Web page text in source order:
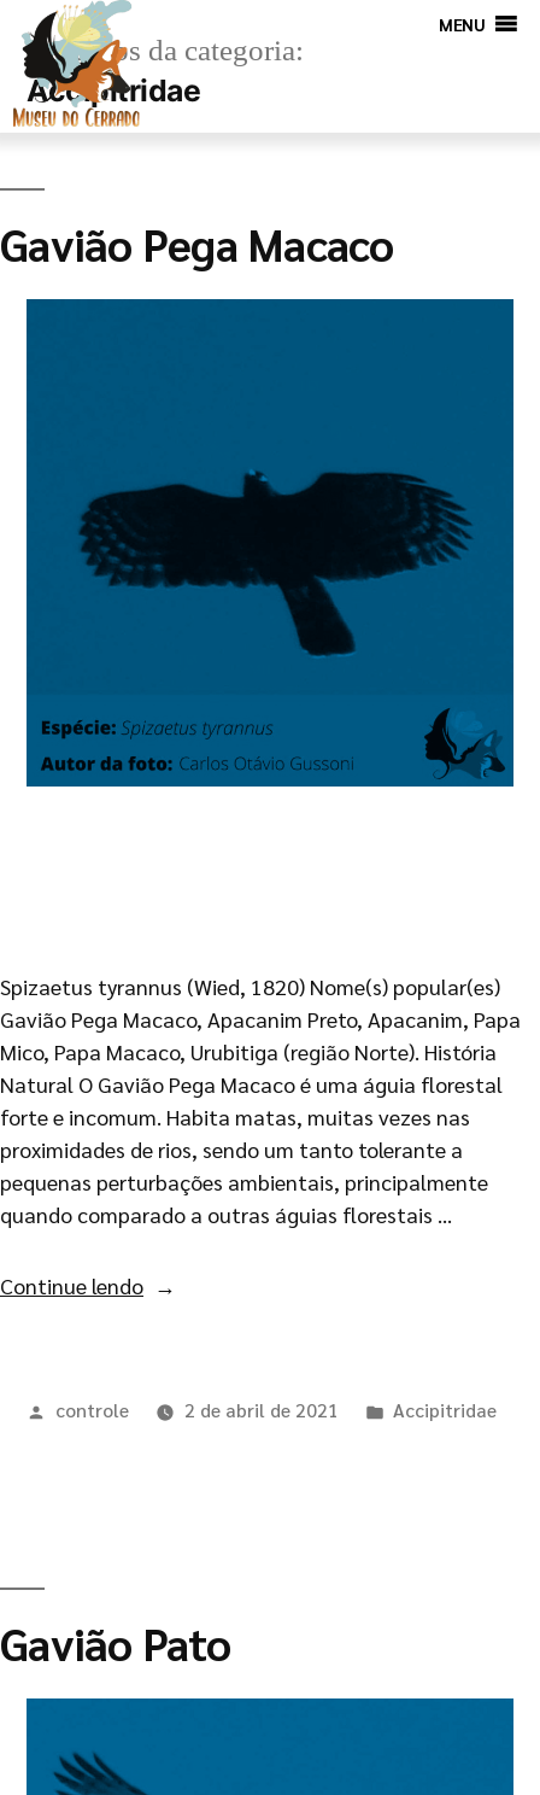
MENU
Arquivos da categoria:
Accipitridae
Gavião Pega Macaco
Spizaetus tyrannus (Wied, 1820) Nome(s) popular(es)
Gavião Pega Macaco, Apacanim Preto, Apacanim, Papa
Mico, Papa Macaco, Urubitiga (região Norte). História
Natural O Gavião Pega Macaco é uma águia florestal
forte e incomum. Habita matas, muitas vezes nas
proximidades de rios, sendo um tanto tolerante a
pequenas perturbações ambientais, principalmente
quando comparado a outras águias florestais …
Continue lendo
controle 2 de abril de 2021 Accipitridae
Gavião Pato